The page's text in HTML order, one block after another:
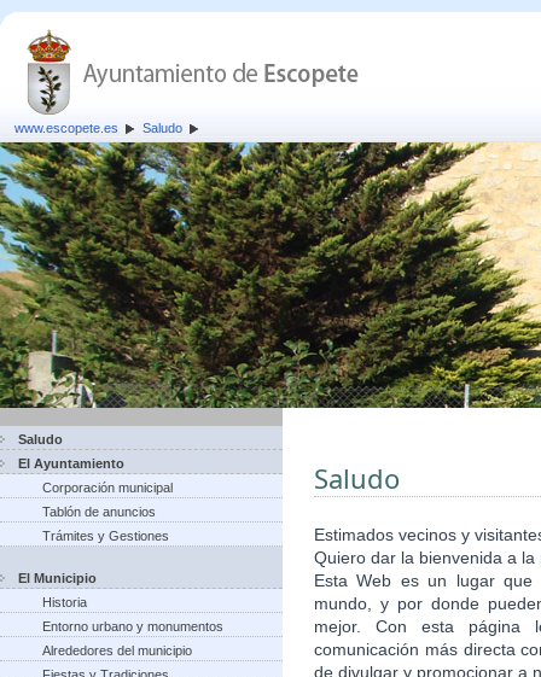
www.escopete.es Saludo
Saludo
El Ayuntamiento
Corporación municipal
Tablón de anuncios
Trámites y Gestiones
El Municipio
Historia
Entorno urbano y monumentos
Alrededores del municipio
Saludo
Estimados vecinos y
Quiero dar la bienvenida a
Esta Web es un lugar
mundo, y por donde
mejor. Con esta página
comunicación más directa
de divulgar y promocionar a